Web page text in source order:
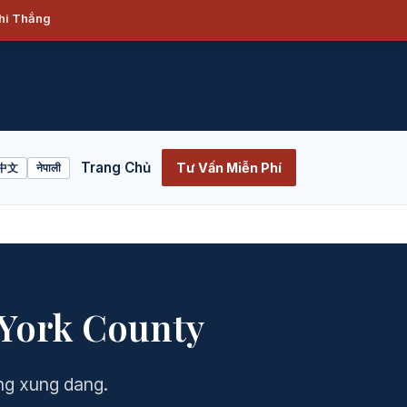
Thắng
文 नेपाली Trang Chủ Tư Vấn Miễn Phí
County
xung dang.